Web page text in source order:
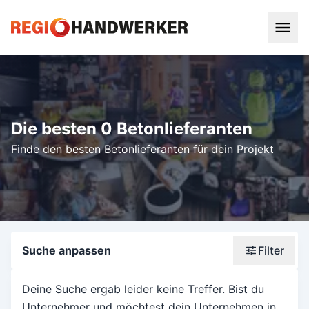
Die besten 0 Betonlieferanten
Finde den besten Betonlieferanten für dein Projekt
Suche anpassen Filter
Wonach suchst du?
Deine Suche ergab leider keine Treffer. Bist du